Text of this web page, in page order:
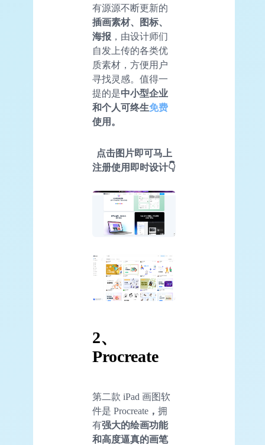
有源源不断更新的
插画素材、图标、
海报 ，由设计师们
自发上传的各类优
质素材，方便用户
寻找灵感。值得一
提的是中小型企业
和个人可终生免费
使用。
点击图片即可马上
注册使用即时设计👇
2、
Procreate
第二款 iPad 画图软
件是 Procreate ， 拥
有强大的绘画功能
和高度逼真的画笔